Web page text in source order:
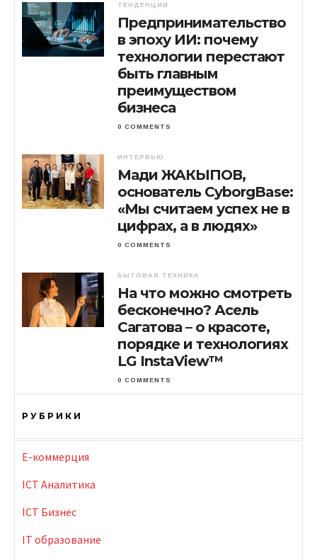
ТЕНДЕНЦИИ
Предпринимательство
в эпоху ИИ: почему
технологии перестают
быть главным
преимуществом
бизнеса
0 COMMENTS
ИНТЕРВЬЮ
Мади ЖАКЫПОВ,
основатель CyborgBase:
«Мы считаем успех не в
цифрах, а в людях»
0 COMMENTS
БЫТОВАЯ ТЕХНИКА
На что можно смотреть
бесконечно? Асель
Сагатова – о красоте,
порядке и технологиях
LG InstaView™
0 COMMENTS
РУБРИКИ
E-коммерция
ICT Аналитика
ICT Бизнес
IT образование